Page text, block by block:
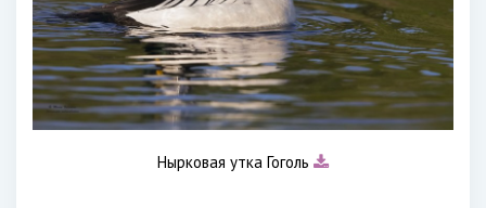
Нырковая утка Гоголь